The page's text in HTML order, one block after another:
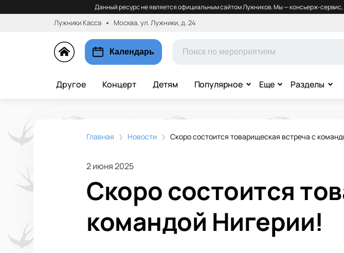
Данный ресурс не является официальным сайтом Лужников. Мы — консьерж-
Лужники Касса Москва, ул. Лужники, д. 24
Календарь
Другое Концерт Детям Популярное Еще Разделы
Главная Новости Скоро состоится товарищеская встреча с
2 июня 2025
Скоро состоится
командой Нигерии!